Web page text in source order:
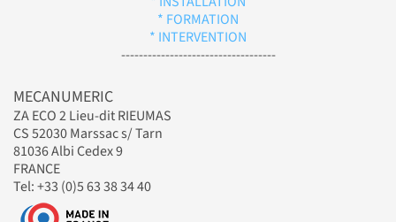
* FORMATION
* INTERVENTION
-----------------------------------
MECANUMERIC
ZA ECO 2 Lieu-dit RIEUMAS
CS 52030 Marssac s/ Tarn
81036 Albi Cedex 9
FRANCE
Tel: +33 (0)5 63 38 34 40